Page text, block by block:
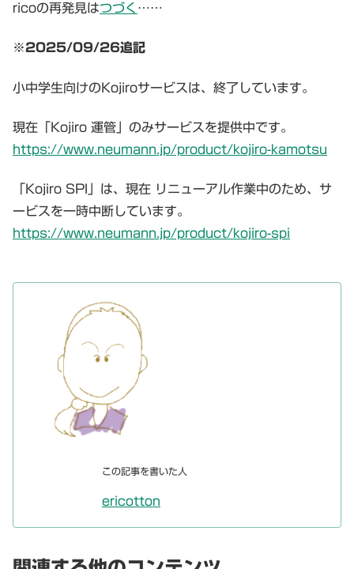
ricoの再発見はつづく ……
※2025/09/26追記
小中学生向けのKojiroサービスは、終了しています。
現在「Kojiro 運管」のみサービスを提供中です。
https://www.neumann.jp/product/kojiro-kamotsu
「Kojiro SPI」は、現在 リニューアル作業中のため、サ
ービスを一時中断しています。
https://www.neumann.jp/product/kojiro-spi
この記事を書いた人
ericotton